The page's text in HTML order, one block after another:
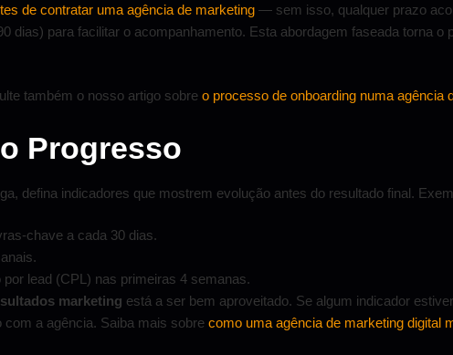
de contratar uma agência de marketing — sem isso, qualquer prazo
dias) para facilitar o acompanhamento. Esta abordagem faseada torna
também o nosso artigo sobre o processo de onboarding numa agência
Progresso
defina indicadores que mostrem evolução antes do resultado final.
chave a cada 30 dias.
lead (CPL) nas primeiras 4 semanas.
marketing está a ser bem aproveitado. Se algum indicador
a agência. Saiba mais sobre como uma agência de marketing digital